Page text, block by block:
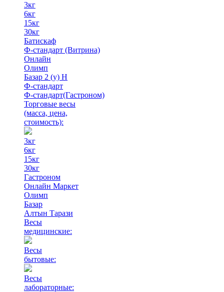
3кг
6кг
15кг
30кг
Батискаф
Ф-стандарт (Витрина)
Онлайн
Олимп
Базар 2 (у) Н
Ф-стандарт
Ф-стандарт(Гастроном)
Торговые весы
(масса, цена,
стоимость):
3кг
6кг
15кг
30кг
Гастроном
Онлайн Маркет
Олимп
Базар
Алтын Тарази
Весы
медицинские:
Весы
бытовые:
Весы
лабораторные: